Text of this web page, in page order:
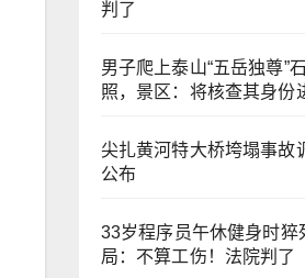
判了
男子爬上泰山“五岳独尊”
照，景区：将核查其身份
尖扎黄河特大桥垮塌事故
公布
33岁程序员午休健身时猝
局：不算工伤！法院判了